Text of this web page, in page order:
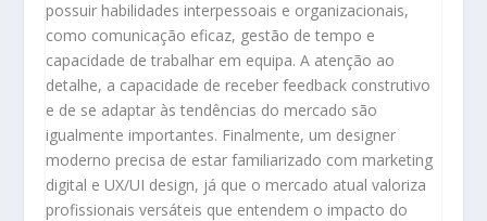
possuir habilidades interpessoais e organizacionais,
como comunicação eficaz, gestão de tempo e
capacidade de trabalhar em equipa. A atenção ao
detalhe, a capacidade de receber feedback construtivo
e de se adaptar às tendências do mercado são
igualmente importantes. Finalmente, um designer
moderno precisa de estar familiarizado com marketing
digital e UX/UI design, já que o mercado atual valoriza
profissionais versáteis que entendem o impacto do